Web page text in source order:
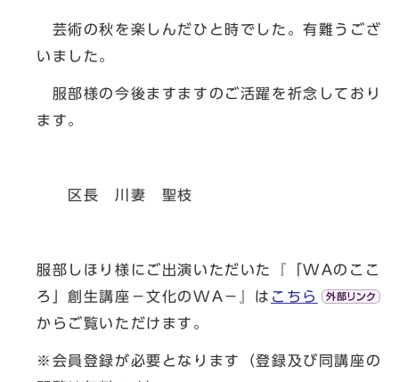
芸術の秋を楽しんだひと時でした。有難うござ
いました。
服部様の今後ますますのご活躍を祈念しており
ます。
区長 川妻 聖枝
服部しほり様にご出演いただいた『「WAのここ
ろ」創生講座－文化のWA－』は こちら
からご覧いただけます。
※会員登録が必要となります（登録及び同講座の